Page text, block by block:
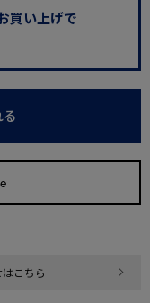
買い上げで
こちら